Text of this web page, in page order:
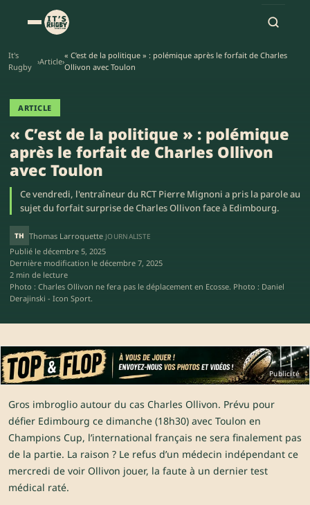
It's
Rugby
›Article›
« C’est de la politique » : polémique après le forfait de Charles
Ollivon avec Toulon
ARTICLE
« C’est de la politique » : polémique
après le forfait de Charles Ollivon
avec Toulon
Ce vendredi, l'entraîneur du RCT Pierre Mignoni a pris la parole au
sujet du forfait surprise de Charles Ollivon face à Edimbourg.
TH Thomas Larroquette JOURNALISTE
Publié le décembre 5, 2025
Dernière modification le décembre 7, 2025
2 min de lecture
Photo : Charles Ollivon ne fera pas le déplacement en Ecosse. Photo : Daniel
Derajinski - Icon Sport.
Publicité
Gros imbroglio autour du cas Charles Ollivon. Prévu pour
défier Edimbourg ce dimanche (18h30) avec Toulon en
Champions Cup, l’international français ne sera finalement pas
de la partie. La raison ? Le refus d’un médecin indépendant ce
mercredi de voir Ollivon jouer, la faute à un dernier test
médical raté.